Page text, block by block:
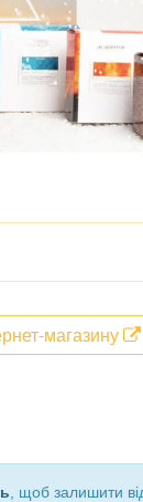
магазину
, щоб залишити